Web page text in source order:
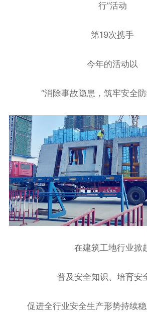
行”活动
第19次携手
今年的活动以
“消除事故隐患，筑牢安全
在建筑工地行业掀
普及安全知识、培育安
促进全行业安全生产形势持续